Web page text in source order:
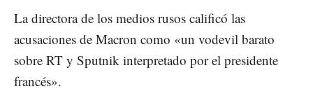
La directora de los medios rusos calificó las
acusaciones de Macron como «un vodevil barato
sobre RT y Sputnik interpretado por el presidente
francés».